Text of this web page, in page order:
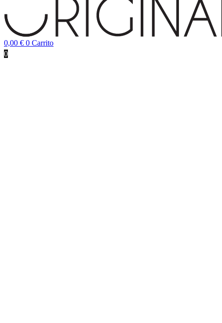
0,00 € 0 Carrito
0